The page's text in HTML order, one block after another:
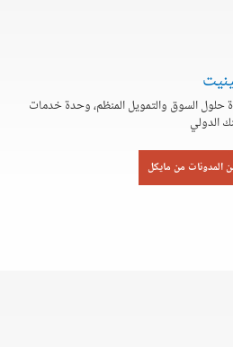
السوق والتمويل المنظم، وحدة خدمات
الدولي
المدونات من مايكل